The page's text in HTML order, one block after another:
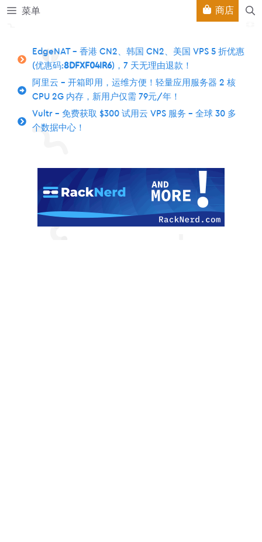
跳
菜单 商店
EdgeNAT – 香港 CN2、韩国 CN2、美国 VPS 5 折优惠
(优惠码:8DFXF04IR6)，7 天无理由退款！
阿里云 – 开箱即用，运维方便！轻量应用服务器 2 核
CPU 2G 内存，新用户仅需 79元/年！
Vultr – 免费获取 $300 试用云 VPS 服务 – 全球 30 多
个数据中心！